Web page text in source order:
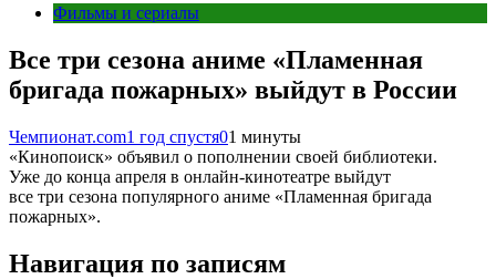
Фильмы и сериалы
Все три сезона аниме «Пламенная
бригада пожарных» выйдут в России
Чемпионат.com1 год спустя01 минуты
«Кинопоиск» объявил о пополнении своей библиотеки.
Уже до конца апреля в онлайн-кинотеатре выйдут
все три сезона популярного аниме «Пламенная бригада
пожарных».
Навигация по записям